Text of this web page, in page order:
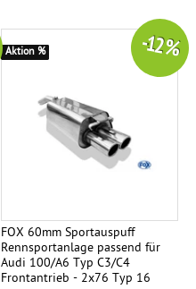
FOX 60mm Sportauspuff
Rennsportanlage passend für
Audi 100/A6 Typ C3/C4
Frontantrieb - 2x76 Typ 16
-12 %
Aktion %